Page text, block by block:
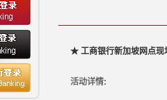
★ 工商银行新加坡网点
活动详情: